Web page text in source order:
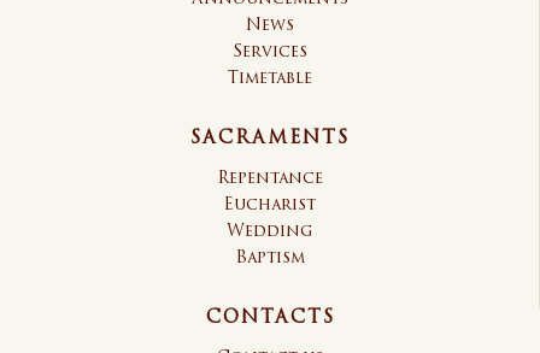
News
Services
Timetable
SACRAMENTS
Repentance
Eucharist
Wedding
Baptism
CONTACTS